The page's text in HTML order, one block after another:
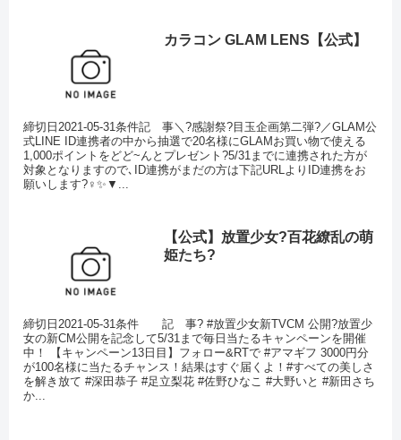
カラコン GLAM LENS【公式】
締切日2021-05-31条件記 事＼?感謝祭?目玉企画第二弾?／GLAM公
式LINE ID連携者の中から抽選で20名様にGLAMお買い物で使える
1,000ポイントをどど~んとプレゼント?5/31までに連携された方が
対象となりますので､ID連携がまだの方は下記URLよりID連携をお
願いします?‍♀️✨▼...
【公式】放置少女?百花繚乱の萌
姫たち?
締切日2021-05-31条件 記 事? #放置少女新TVCM 公開?放置少
女の新CM公開を記念して5/31まで毎日当たるキャンペーンを開催
中！ 【キャンペーン13日目】フォロー&RTで #アマギフ 3000円分
が100名様に当たるチャンス！結果はすぐ届くよ！#すべての美しさ
を解き放て #深田恭子 #足立梨花 #佐野ひなこ #大野いと #新田さち
か...